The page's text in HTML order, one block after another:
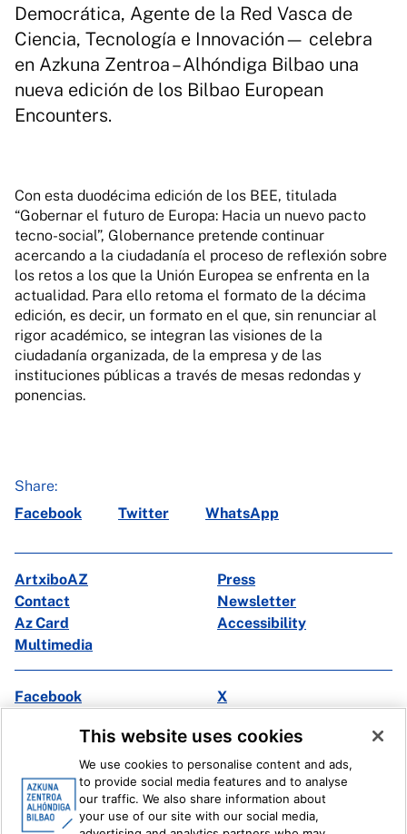
Democrática, Agente de la Red Vasca de
Ciencia, Tecnología e Innovación— celebra
en Azkuna Zentroa – Alhóndiga Bilbao una
nueva edición de los Bilbao European
Encounters.
Con esta duodécima edición de los BEE, titulada
“Gobernar el futuro de Europa: Hacia un nuevo pacto
tecno-social”, Globernance pretende continuar
acercando a la ciudadanía el proceso de reflexión sobre
los retos a los que la Unión Europea se enfrenta en la
actualidad. Para ello retoma el formato de la décima
edición, es decir, un formato en el que, sin renunciar al
rigor académico, se integran las visiones de la
ciudadanía organizada, de la empresa y de las
instituciones públicas a través de mesas redondas y
ponencias.
Share:
Facebook
Twitter WhatsApp
ArtxiboAZ
Press
Contact
Newsletter
Az Card
Accessibility
Multimedia
Facebook
X
Ivoox
Legal information Internal Reporting System
This website uses cookies
We use cookies to personalise content and ads,
to provide social media features and to analyse
our traffic. We also share information about
your use of our site with our social media,